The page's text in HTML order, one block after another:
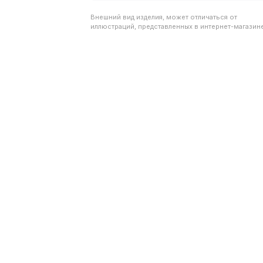
Внешний вид изделия, может отличаться от
иллюстраций, представленных в интернет-